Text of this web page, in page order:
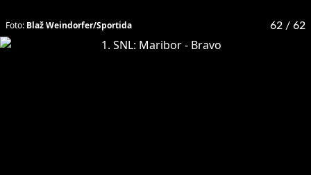
62 / 62
Foto: Blaž Weindorfer/Sportida